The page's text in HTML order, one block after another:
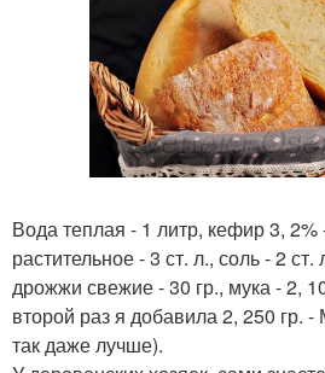
Вода теплая - 1 литр, кефир 3,
растительное - 3 ст. л., соль - 2 ст.
дрожжи свежие - 30 гр., мука - 2,
второй раз я добавила 2, 250 гр. -
так даже лучше).